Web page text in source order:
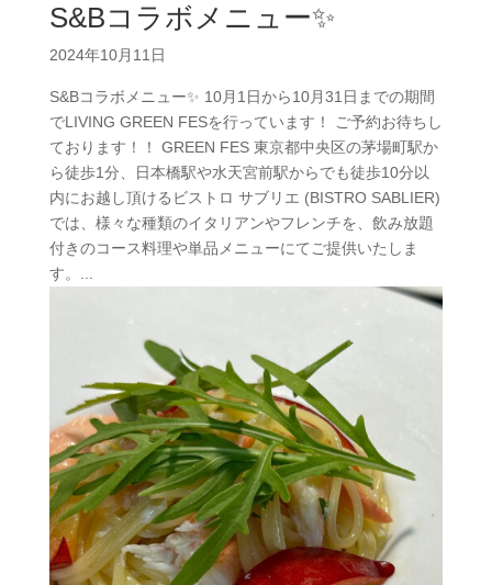
S&Bコラボメニュー✨
2024年10月11日
S&Bコラボメニュー✨ 10月1日から10月31日までの期間
でLIVING GREEN FESを行っています！ ご予約お待ちし
ております！！ GREEN FES 東京都中央区の茅場町駅か
ら徒歩1分、日本橋駅や水天宮前駅からでも徒歩10分以
内にお越し頂けるビストロ サブリエ (BISTRO SABLIER)
では、様々な種類のイタリアンやフレンチを、飲み放題
付きのコース料理や単品メニューにてご提供いたしま
す。...